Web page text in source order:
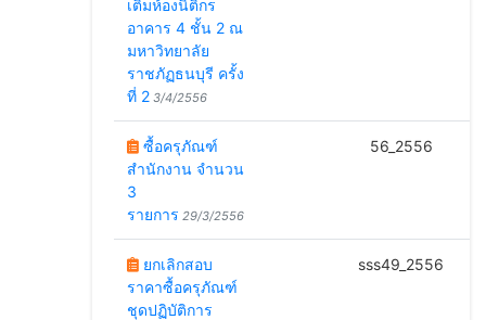
เติมห้องนิติกร
อาคาร 4 ชั้น 2 ณ
มหาวิทยาลัย
ราชภัฏธนบุรี ครั้ง
ที่ 23/4/2556
ซื้อครุภัณฑ์
สำนักงาน จำนวน
3
รายการ 29/3/2556
56_2556
ยกเลิกสอบ
ราคาซื้อครุภัณฑ์
ชุดปฏิบัติการ
sss49_2556